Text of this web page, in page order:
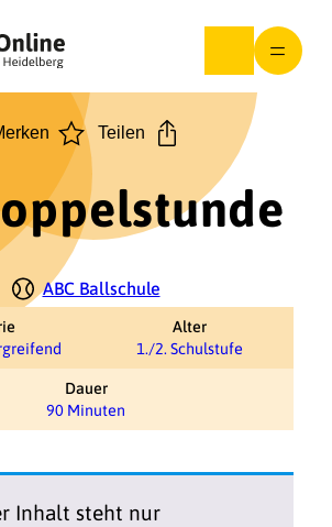
Teilen
ABC Ballschule
Alter
1./2. Schulstufe
Dauer
90 Minuten
Inhalt steht nur